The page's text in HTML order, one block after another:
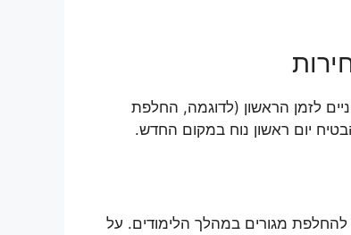
לזמן הראשון (לדוגמה, החלפת
יום ראשון נוח במקום החדש.
מגורים במהלך הלימודים. על